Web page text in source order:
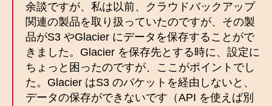
余談ですが、私は以前、クラウドバックアップ
関連の製品を取り扱っていたのですが、その製
品がS3 やGlacier にデータを保存することがで
きました。Glacier を保存先とする時に、設定に
ちょっと困ったのですが、ここがポイントでし
た。Glacier はS3 のバケットを経由しないと、
データの保存ができないです（API を使えば別